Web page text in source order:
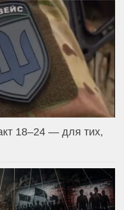
18–24 — для тих,